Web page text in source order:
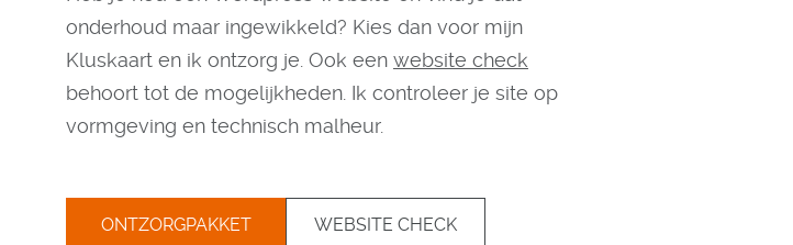
onderhoud maar ingewikkeld? Kies dan voor mijn
Kluskaart en ik ontzorg je. Ook een website check
behoort tot de mogelijkheden. Ik controleer je site op
vormgeving en technisch malheur.
ONTZORGPAKKET WEBSITE CHECK